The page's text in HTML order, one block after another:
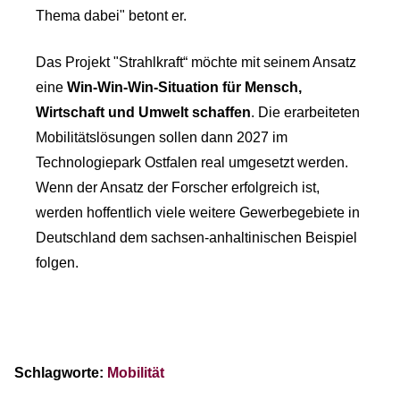
Thema dabei" betont er.
Das Projekt "Strahlkraft“ möchte mit seinem Ansatz
eine Win-Win-Win-Situation für Mensch,
Wirtschaft und Umwelt schaffen. Die erarbeiteten
Mobilitätslösungen sollen dann 2027 im
Technologiepark Ostfalen real umgesetzt werden.
Wenn der Ansatz der Forscher erfolgreich ist,
werden hoffentlich viele weitere Gewerbegebiete in
Deutschland dem sachsen-anhaltinischen Beispiel
folgen.
Schlagworte: Mobilität